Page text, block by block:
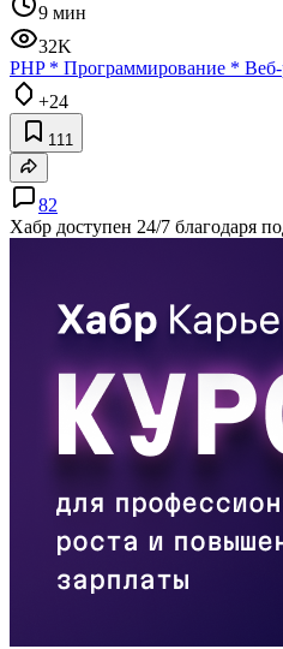
9 мин
32K
PHP* Программирование * Веб-
+24
111
82
Хабр доступен 24/7 благодаря